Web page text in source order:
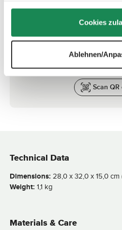
gesammelt haben.
Cookies
Ablehnen/
Use the serial number search
Scan QR
Technical Data
Dimensions: 28,0 x 32,0 x 15,0 cm
Weight: 1,1 kg
Materials & Care